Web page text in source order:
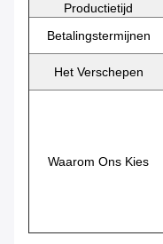
Productietijd
Betalingstermijnen
Het Verschepen
Waarom Ons Kies